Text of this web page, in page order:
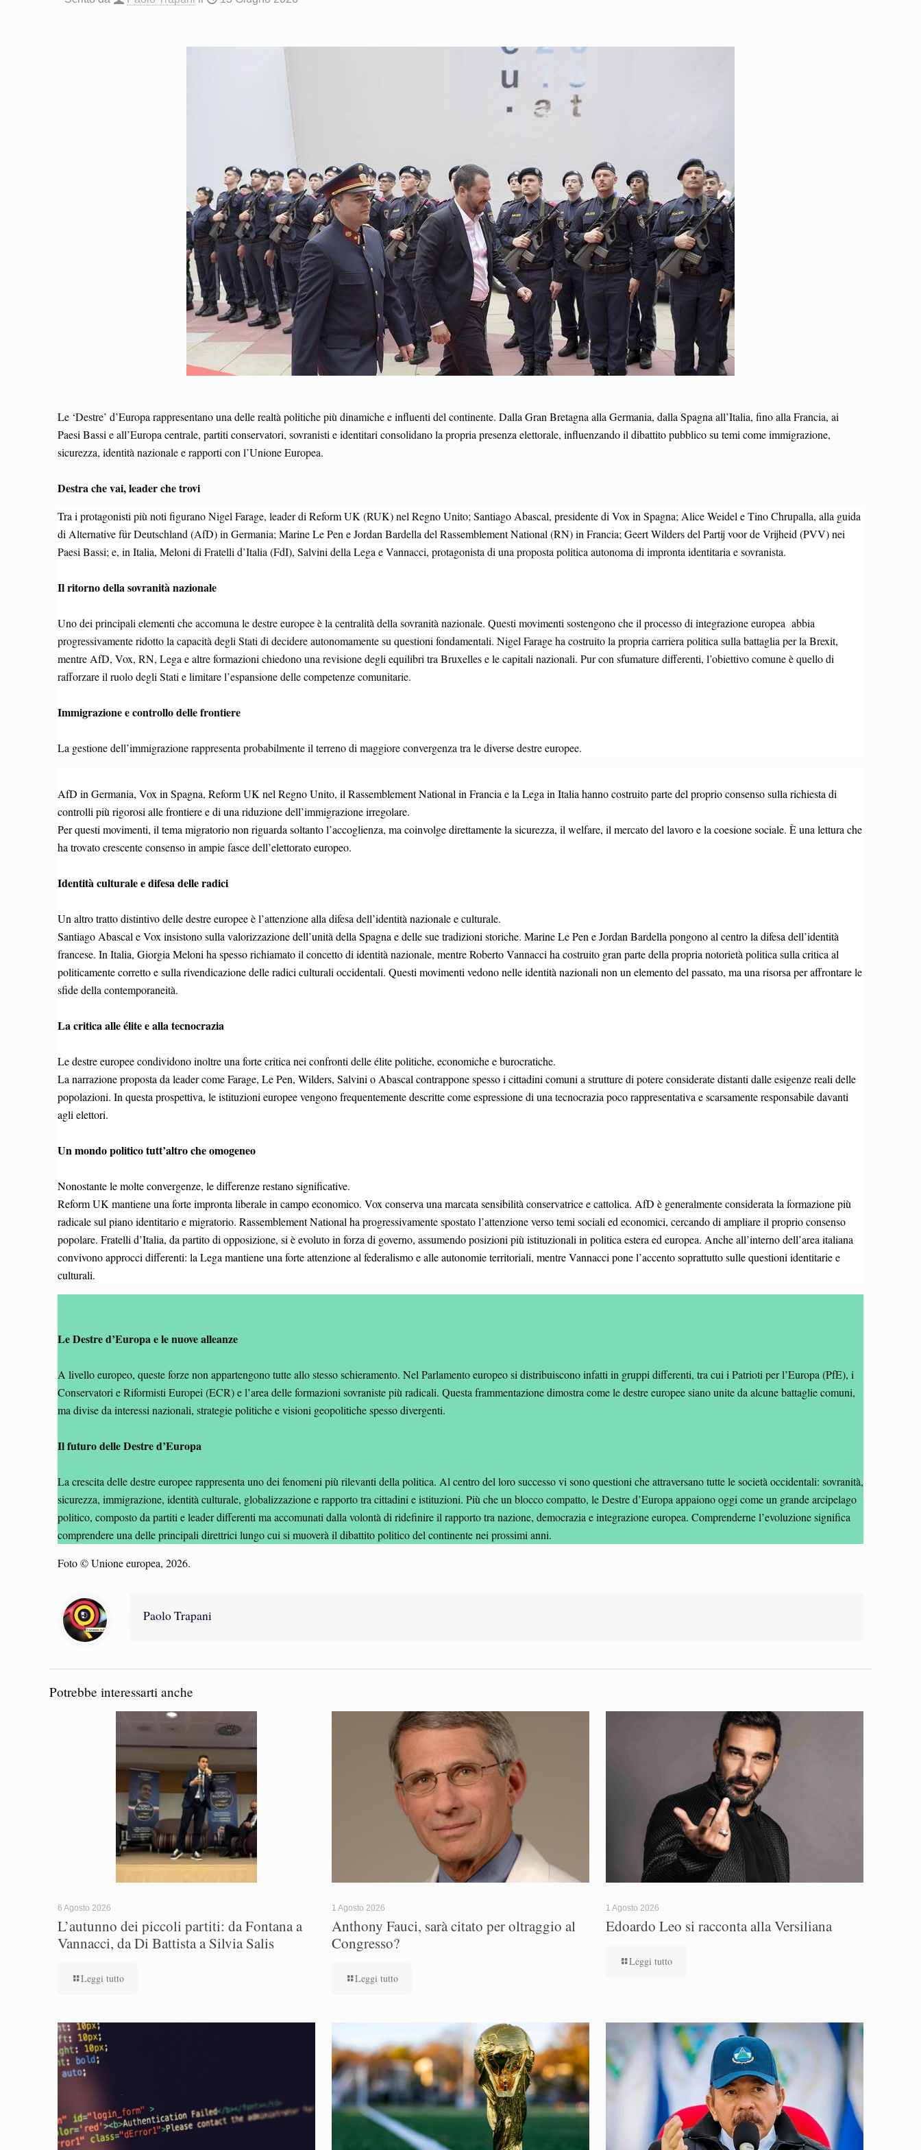
Le ‘Destre’ d’Europa rappresentano una delle realtà politiche più dinamiche e influenti del continente. Dalla Gran Bretagna alla Germania, dalla Spagna all’Italia, fino alla Francia, ai
Paesi Bassi e all’Europa centrale, partiti conservatori, sovranisti e identitari consolidano la propria presenza elettorale, influenzando il dibattito pubblico su temi come immigrazione,
sicurezza, identità nazionale e rapporti con l’Unione Europea.
Destra che vai, leader che trovi
Tra i protagonisti più noti figurano Nigel Farage, leader di Reform UK (RUK) nel Regno Unito; Santiago Abascal, presidente di Vox in Spagna; Alice Weidel e Tino Chrupalla, alla guida
di Alternative für Deutschland (AfD) in Germania; Marine Le Pen e Jordan Bardella del Rassemblement National (RN) in Francia; Geert Wilders del Partij voor de Vrijheid (PVV) nei
Paesi Bassi; e, in Italia, Meloni di Fratelli d’Italia (FdI), Salvini della Lega e Vannacci, protagonista di una proposta politica autonoma di impronta identitaria e sovranista.
Il ritorno della sovranità nazionale
Uno dei principali elementi che accomuna le destre europee è la centralità della sovranità nazionale. Questi movimenti sostengono che il processo di integrazione europea abbia
progressivamente ridotto la capacità degli Stati di decidere autonomamente su questioni fondamentali. Nigel Farage ha costruito la propria carriera politica sulla battaglia per la Brexit,
mentre AfD, Vox, RN, Lega e altre formazioni chiedono una revisione degli equilibri tra Bruxelles e le capitali nazionali. Pur con sfumature differenti, l’obiettivo comune è quello di
rafforzare il ruolo degli Stati e limitare l’espansione delle competenze comunitarie.
Immigrazione e controllo delle frontiere
La gestione dell’immigrazione rappresenta probabilmente il terreno di maggiore convergenza tra le diverse destre europee.
AfD in Germania, Vox in Spagna, Reform UK nel Regno Unito, il Rassemblement National in Francia e la Lega in Italia hanno costruito parte del proprio consenso sulla richiesta di
controlli più rigorosi alle frontiere e di una riduzione dell’immigrazione irregolare.
Per questi movimenti, il tema migratorio non riguarda soltanto l’accoglienza, ma coinvolge direttamente la sicurezza, il welfare, il mercato del lavoro e la coesione sociale. È una lettura che
ha trovato crescente consenso in ampie fasce dell’elettorato europeo.
Identità culturale e difesa delle radici
Un altro tratto distintivo delle destre europee è l’attenzione alla difesa dell’identità nazionale e culturale.
Santiago Abascal e Vox insistono sulla valorizzazione dell’unità della Spagna e delle sue tradizioni storiche. Marine Le Pen e Jordan Bardella pongono al centro la difesa dell’identità
francese. In Italia, Giorgia Meloni ha spesso richiamato il concetto di identità nazionale, mentre Roberto Vannacci ha costruito gran parte della propria notorietà politica sulla critica al
politicamente corretto e sulla rivendicazione delle radici culturali occidentali. Questi movimenti vedono nelle identità nazionali non un elemento del passato, ma una risorsa per affrontare le
sfide della contemporaneità.
La critica alle élite e alla tecnocrazia
Le destre europee condividono inoltre una forte critica nei confronti delle élite politiche, economiche e burocratiche.
La narrazione proposta da leader come Farage, Le Pen, Wilders, Salvini o Abascal contrappone spesso i cittadini comuni a strutture di potere considerate distanti dalle esigenze reali delle
popolazioni. In questa prospettiva, le istituzioni europee vengono frequentemente descritte come espressione di una tecnocrazia poco rappresentativa e scarsamente responsabile davanti
agli elettori.
Un mondo politico tutt’altro che omogeneo
Nonostante le molte convergenze, le differenze restano significative.
Reform UK mantiene una forte impronta liberale in campo economico. Vox conserva una marcata sensibilità conservatrice e cattolica. AfD è generalmente considerata la formazione più
radicale sul piano identitario e migratorio. Rassemblement National ha progressivamente spostato l’attenzione verso temi sociali ed economici, cercando di ampliare il proprio consenso
popolare. Fratelli d’Italia, da partito di opposizione, si è evoluto in forza di governo, assumendo posizioni più istituzionali in politica estera ed europea. Anche all’interno dell’area italiana
convivono approcci differenti: la Lega mantiene una forte attenzione al federalismo e alle autonomie territoriali, mentre Vannacci pone l’accento soprattutto sulle questioni identitarie e
culturali.
Le Destre d’Europa e le nuove alleanze
A livello europeo, queste forze non appartengono tutte allo stesso schieramento. Nel Parlamento europeo si distribuiscono infatti in gruppi differenti, tra cui i Patrioti per l’Europa (PfE), i
Conservatori e Riformisti Europei (ECR) e l’area delle formazioni sovraniste più radicali. Questa frammentazione dimostra come le destre europee siano unite da alcune battaglie comuni,
ma divise da interessi nazionali, strategie politiche e visioni geopolitiche spesso divergenti.
Il futuro delle Destre d’Europa
La crescita delle destre europee rappresenta uno dei fenomeni più rilevanti della politica. Al centro del loro successo vi sono questioni che attraversano tutte le società occidentali: sovranità,
sicurezza, immigrazione, identità culturale, globalizzazione e rapporto tra cittadini e istituzioni. Più che un blocco compatto, le Destre d’Europa appaiono oggi come un grande arcipelago
politico, composto da partiti e leader differenti ma accomunati dalla volontà di ridefinire il rapporto tra nazione, democrazia e integrazione europea. Comprenderne l’evoluzione significa
comprendere una delle principali direttrici lungo cui si muoverà il dibattito politico del continente nei prossimi anni.
Foto © Unione europea, 2026.
Paolo Trapani
Potrebbe interessarti anche
6 Agosto 2026
L’autunno dei piccoli partiti: da Fontana a
Vannacci, da Di Battista a Silvia Salis
Leggi tutto
1 Agosto 2026
Anthony Fauci, sarà citato per oltraggio al
Congresso?
Leggi tutto
1 Agosto 2026
Edoardo Leo si racconta alla Versiliana
Leggi tutto